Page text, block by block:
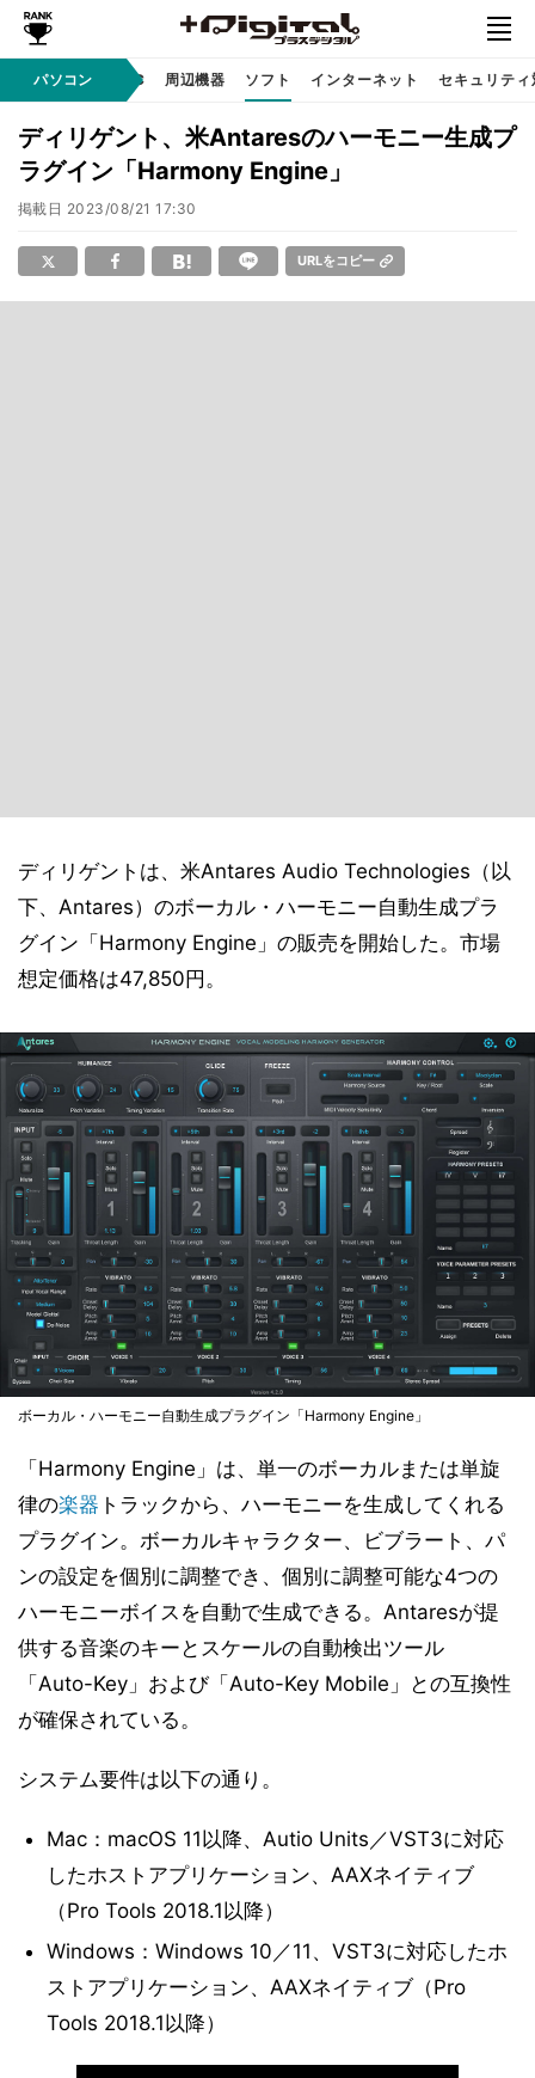
パソコン
クノロジ AI PC 周辺機器 ソフト インターネット セキュリティ
ディリゲント、米Antaresのハーモニー生成プ
ラグイン「Harmony Engine」
掲載日 2023/08/21 17:30
URLをコピー
ディリゲントは、米Antares Audio Technologies（以
下、Antares）のボーカル・ハーモニー自動生成プラ
グイン「Harmony Engine」の販売を開始した。市場
想定価格は47,850円。
ボーカル・ハーモニー自動生成プラグイン「Harmony Engine」
「Harmony Engine」は、単一のボーカルまたは単旋
律の楽器 トラックから、ハーモニーを生成してくれる
プラグイン。ボーカルキャラクター、ビブラート、パ
ンの設定を個別に調整でき、個別に調整可能な4つの
ハーモニーボイスを自動で生成できる。Antaresが提
供する音楽のキーとスケールの自動検出ツール
「Auto-Key」および「Auto-Key Mobile」との互換性
が確保されている。
システム要件は以下の通り。
Mac：macOS 11以降、Autio Units／VST3に対応
したホストアプリケーション、AAXネイティブ
（Pro Tools 2018.1以降）
Windows：Windows 10／11、VST3に対応したホ
ストアプリケーション、AAXネイティブ（Pro
Tools 2018.1以降）